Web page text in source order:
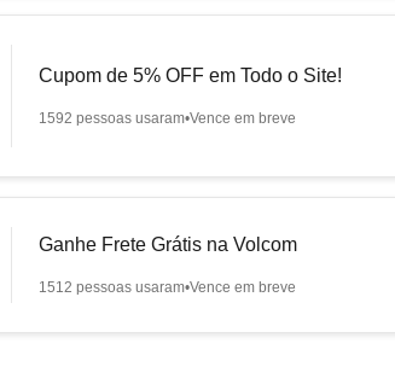
Cupom de 5% OFF em Todo o Site!
1592 pessoas usaram Vence em breve
Ganhe Frete Grátis na Volcom
1512 pessoas usaram Vence em breve